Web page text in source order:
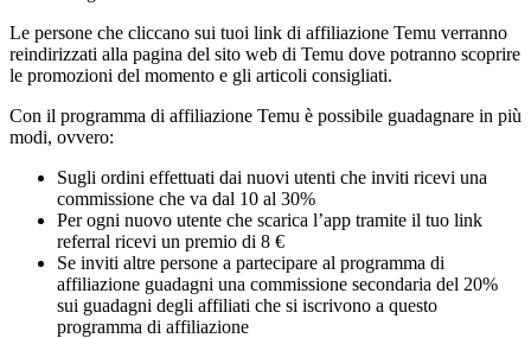
Le persone che cliccano sui tuoi link di affiliazione Temu verranno
reindirizzati alla pagina del sito web di Temu dove potranno scoprire
le promozioni del momento e gli articoli consigliati.
Con il programma di affiliazione Temu è possibile guadagnare in più
modi, ovvero:
Sugli ordini effettuati dai nuovi utenti che inviti ricevi una
commissione che va dal 10 al 30%
Per ogni nuovo utente che scarica l’app tramite il tuo link
referral ricevi un premio di 8 €
Se inviti altre persone a partecipare al programma di
affiliazione guadagni una commissione secondaria del 20%
sui guadagni degli affiliati che si iscrivono a questo
programma di affiliazione